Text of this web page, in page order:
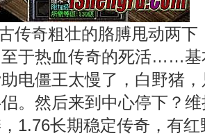
传奇粗壮的胳膊甩动两下
于热血传奇的死活……基
电僵王太慢了，白野猪
。然后来到中心停下？
1.76长期稳定传奇，有